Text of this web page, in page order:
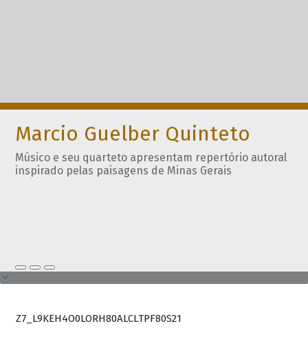
Marcio Guelber Quinteto
Músico e seu quarteto apresentam repertório autoral
inspirado pelas paisagens de Minas Gerais
Z7_L9KEH4O0LORH80ALCLTPF80S21